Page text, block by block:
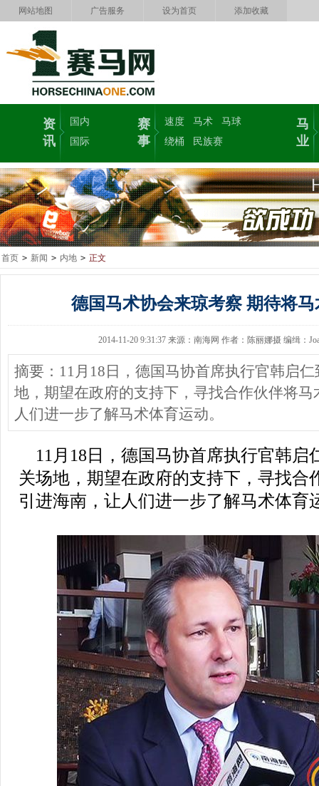
网站地图 广告服务 设为首页 添加收藏
资
讯
国内
国际
赛
事
速度 马术
马球
绕桶
民族赛
马
业
首页 > 新闻 > 内地 > 正文
德国马术协会来琼考察 期待将
2014-11-20 9:31:37 来源：南海网 作者：陈丽娜摄 编缉：
摘要：11月18日，德国马协首席执行官韩启
地，期望在政府的支持下，寻找合作伙伴将
人们进一步了解马术体育运动。
11月18日，德国马协首席执行官韩启
关场地，期望在政府的支持下，寻找合
引进海南，让人们进一步了解马术体育